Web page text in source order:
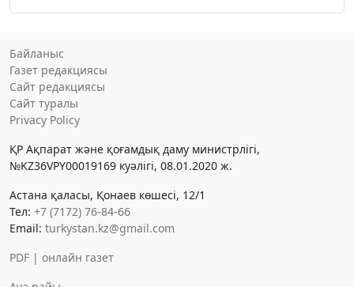
Байланыс
Газет редакциясы
Сайт редакциясы
Сайт туралы
Privacy Policy
ҚР Ақпарат және қоғамдық даму министрлігі,
№KZ36VPY00019169 куәлігі, 08.01.2020 ж.
Астана қаласы, Қонаев көшесі, 12/1
Тел: +7 (7172) 76-84-66
Email: turkystan.kz@gmail.com
PDF | онлайн газет